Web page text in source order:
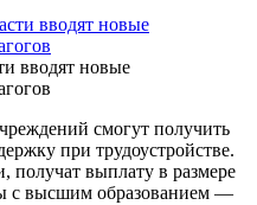
вводят новые
смогут получить
при трудоустройстве.
получат выплату в размере
с высшим образованием —